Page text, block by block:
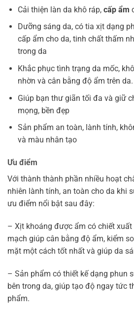
Cải thiện làn da khô ráp,cấp ẩm
Dưỡng sáng da, có tia xịt dạng
cấp ẩm cho da, tinh chất thấm
trong da
Khắc phục tình trạng da mốc,
nhờn và cân bằng độ ẩm trên da.
Giúp bạn thư giãn tối đa và giữ
mọng, bền đẹp
Sản phẩm an toàn, lành tính,
và màu nhân tạo
Ưu điểm
Với thành thành phần nhiều hoạt
nhiên lành tính, an toàn cho da khi
ưu điểm nổi bật sau đây:
– Xịt khoáng được ẩm có chiết
mạch giúp cân bằng độ ẩm, kiểm
mặt một cách tốt nhất và giúp da
– Sản phẩm có thiết kế dạng phun
bên trong da, giúp tạo độ ngay tức
phẩm.